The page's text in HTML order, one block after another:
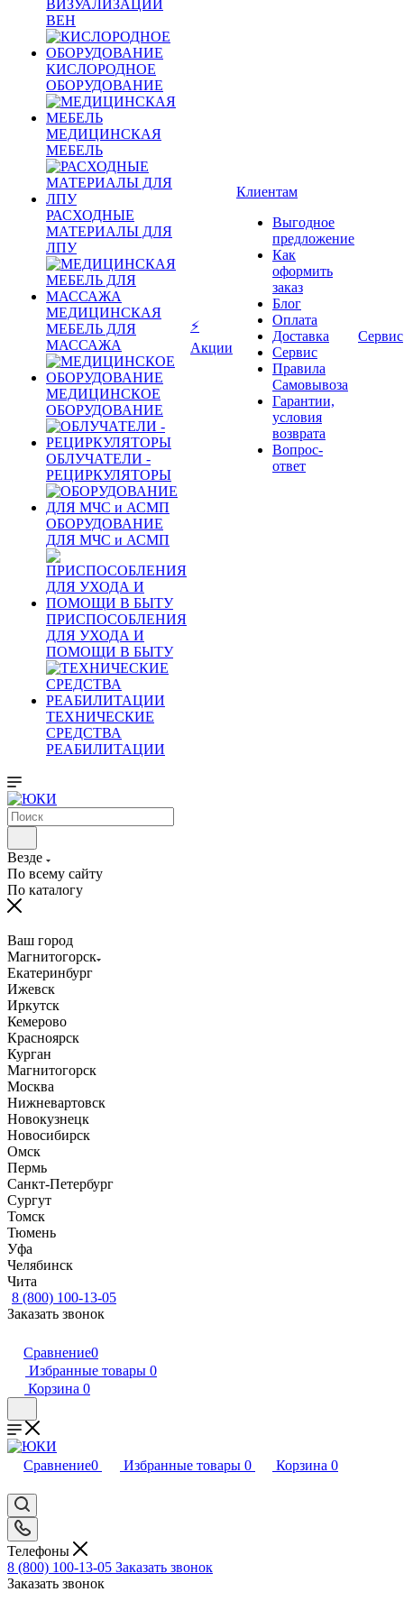
ВИЗУАЛИЗАЦИИ
ВЕН
КИСЛОРОДНОЕ
ОБОРУДОВАНИЕ
МЕДИЦИНСКАЯ
МЕБЕЛЬ
РАСХОДНЫЕ
МАТЕРИАЛЫ ДЛЯ
ЛПУ
МЕДИЦИНСКАЯ
МЕБЕЛЬ ДЛЯ
МАССАЖА
МЕДИЦИНСКОЕ
ОБОРУДОВАНИЕ
ОБЛУЧАТЕЛИ -
РЕЦИРКУЛЯТОРЫ
ОБОРУДОВАНИЕ
ДЛЯ МЧС и АСМП
ПРИСПОСОБЛЕНИЯ
ДЛЯ УХОДА И
ПОМОЩИ В БЫТУ
ТЕХНИЧЕСКИЕ
СРЕДСТВА
РЕАБИЛИТАЦИИ
⚡
Акции
Клиентам
Выгодное
предложение
Как
оформить
заказ
Блог
Оплата
Доставка
Сервис
Правила
Самовывоза
Гарантии,
условия
возврата
Вопрос-
ответ
Сервис
Везде
По всему сайту
По каталогу
Ваш город
Магнитогорск
Екатеринбург
Ижевск
Иркутск
Кемерово
Красноярск
Курган
Магнитогорск
Москва
Нижневартовск
Новокузнецк
Новосибирск
Омск
Пермь
Санкт-Петербург
Сургут
Томск
Тюмень
Уфа
Челябинск
Чита
8 (800) 100-13-05
Заказать звонок
Сравнение0
Избранные товары 0
Корзина 0
Сравнение0 Избранные товары 0 Корзина 0
Телефоны
8 (800) 100-13-05 Заказать звонок
Заказать звонок